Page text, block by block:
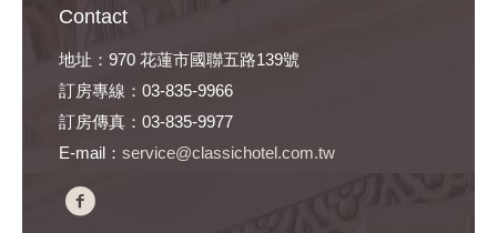
Contact
地址：970 花蓮市國聯五路139號
訂房專線：03-835-9966
訂房傳真：03-835-9977
E-mail： service@classichotel.com.tw